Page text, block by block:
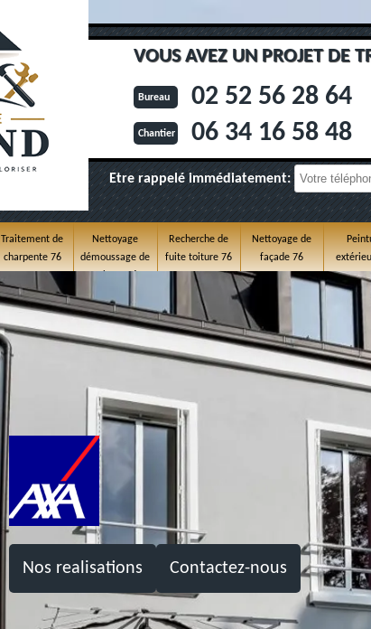
VOUS AVEZ UN PROJET DE
Bureau 02 52 56 28 64
Chantier 06 34 16 58 48
Etre rappelé immédiatement:
Traitement de
charpente 76
Nettoyage
démoussage de
Recherche de
fuite toiture 76
Nettoyage de
façade 76
Nos realisations Contactez-nous